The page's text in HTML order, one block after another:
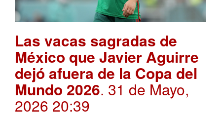
Las vacas sagradas de
México que Javier Aguirre
dejó afuera de la Copa del
Mundo 2026. 31 de Mayo,
2026 20:39